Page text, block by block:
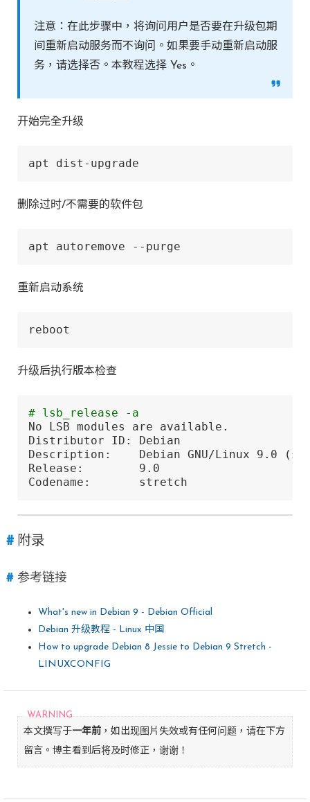
注意：在此步骤中，将询问用户是否要在升级包期
间重新启动服务而不询问。如果要手动重新启动服
务，请选择否。本教程选择 Yes。
开始完全升级
apt dist-upgrade
删除过时/不需要的软件包
apt autoremove --purge
重新启动系统
reboot
升级后执行版本检查
# lsb_release -a
No LSB modules are available.
Distributor ID: Debian
Description:    Debian GNU/Linux 9.0
Release:        9.0
Codename:       stretch
附录
参考链接
What's new in Debian 9 - Debian Official
Debian 升级教程 - Linux 中国
How to upgrade Debian 8 Jessie to Debian 9 Stretch -
LINUXCONFIG
本文撰写于一年前 ，如出现图片失效或有任何问题，请在下方
留言。博主看到后将及时修正，谢谢！